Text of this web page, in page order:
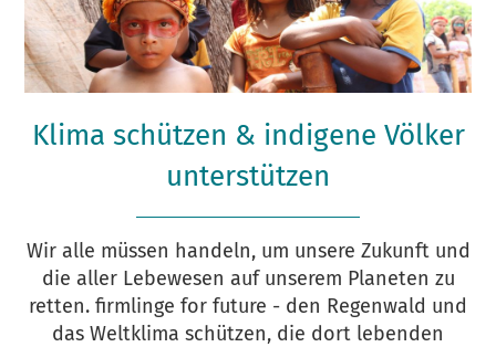
Klima schützen & indigene Völker
unterstützen
Wir alle müssen handeln, um unsere Zukunft und
die aller Lebewesen auf unserem Planeten zu
retten. firmlinge for future - den Regenwald und
das Weltklima schützen, die dort lebenden